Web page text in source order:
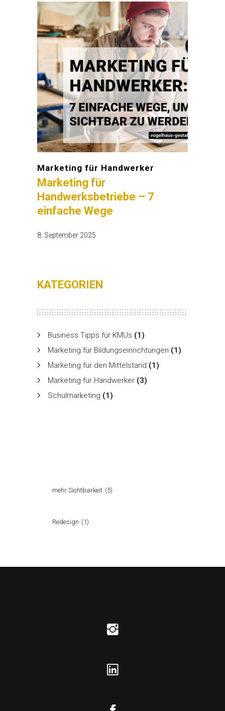
Marketing für Handwerker
Marketing für
Handwerksbetriebe – 7
einfache Wege
8. September 2025
KATEGORIEN
Business Tipps für KMUs (1)
Marketing für Bildungseinrichtungen (1)
Marketing für den Mittelstand (1)
Marketing für Handwerker (3)
Schulmarketing (1)
mehr Sichtbarkeit (5)
Redesign (1)